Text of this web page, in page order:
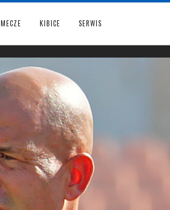
MECZE KIBICE SERWIS